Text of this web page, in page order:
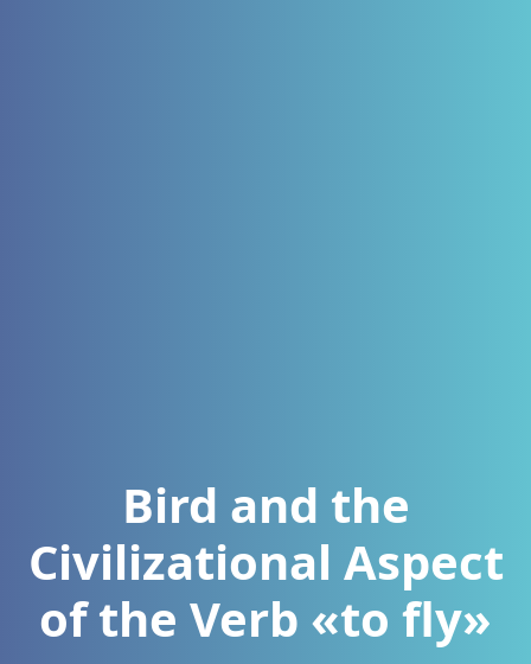
Bird and the
Civilizational Aspect
of the Verb «to fly»